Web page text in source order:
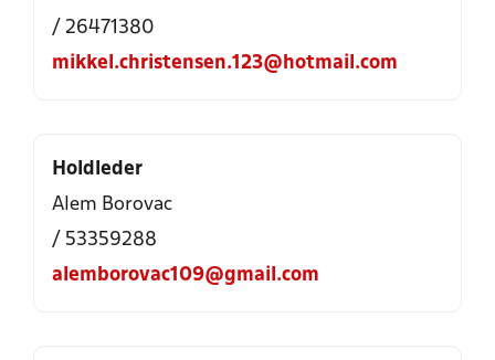
/ 26471380
mikkel.christensen.123@hotmail.com
Holdleder
Alem Borovac
/ 53359288
alemborovac109@gmail.com